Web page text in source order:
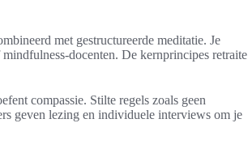
met gestructureerde meditatie. Je
docenten. De kernprincipes retraite
compassie. Stilte regels zoals geen
geven lezing en individuele interviews om je